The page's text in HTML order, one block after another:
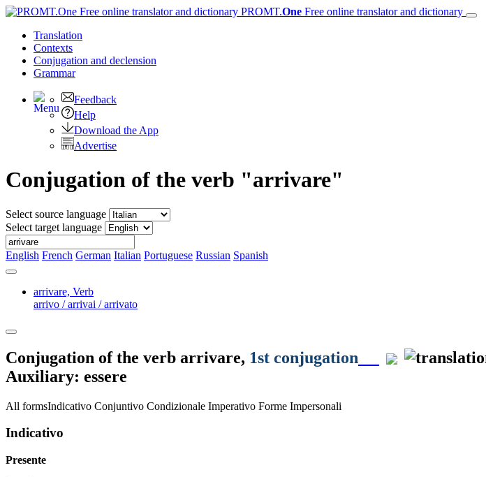
PROMT.One Free online translator and dictionary
Translation
Contexts
Conjugation and declension
Grammar
Feedback
Help
Download the App
Advertise
Conjugation of the verb "arrivare"
Select source language
Select target language
English French German Italian Portuguese Russian Spanish
arrivare, Verb
arrivo / arrivai / arrivato
Conjugation of the verb arrivare, 1st conjugation
Auxiliary: essere
All formsIndicativo Conjuntivo Condizionale Imperativo Forme Impersonali
Indicativo
Presente